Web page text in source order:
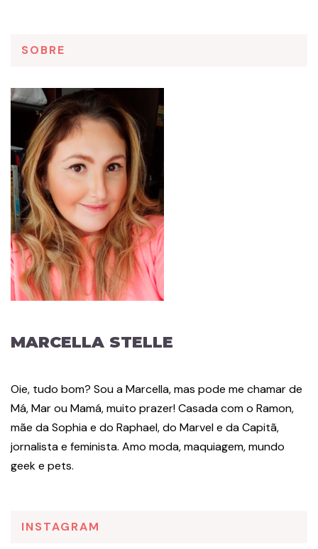
SOBRE
MARCELLA STELLE
Oie, tudo bom? Sou a Marcella, mas pode me chamar de
Má, Mar ou Mamá, muito prazer! Casada com o Ramon,
mãe da Sophia e do Raphael, do Marvel e da Capitã,
jornalista e feminista. Amo moda, maquiagem, mundo
geek e pets.
INSTAGRAM